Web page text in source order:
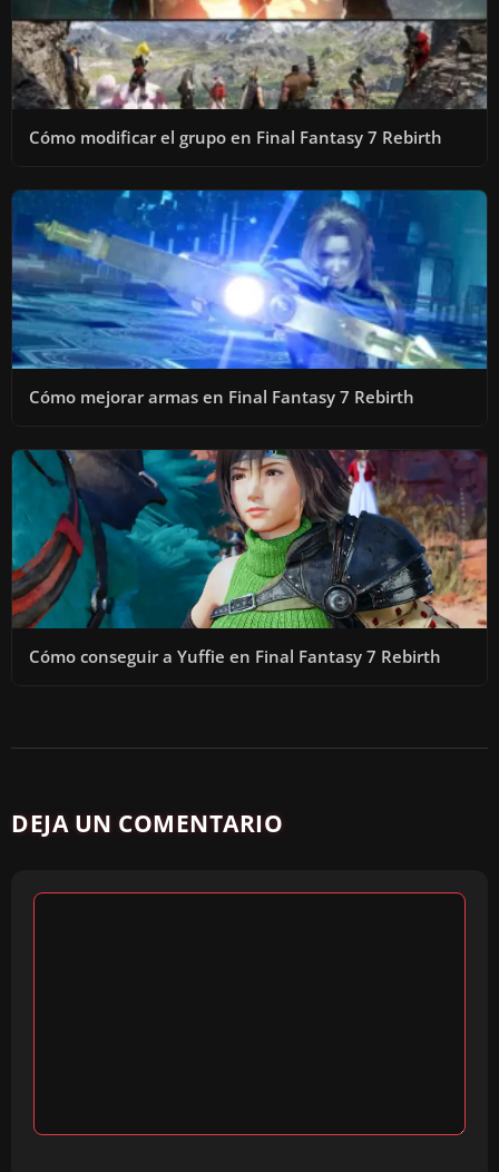
Cómo modificar el grupo en Final Fantasy 7 Rebirth
Cómo mejorar armas en Final Fantasy 7 Rebirth
Cómo conseguir a Yuffie en Final Fantasy 7 Rebirth
DEJA UN COMENTARIO